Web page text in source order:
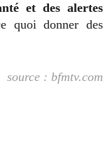
et des alertes
quoi donner des
source : bfmtv.com